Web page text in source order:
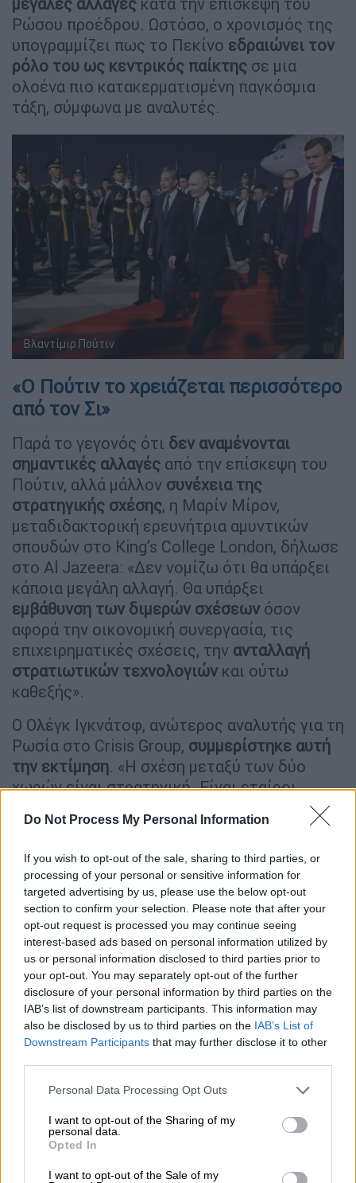
Do Not Process My Personal Information
If you wish to opt-out of the sale, sharing to third parties, or
processing of your personal or sensitive information for
targeted advertising by us, please use the below opt-out
section to confirm your selection. Please note that after your
opt-out request is processed you may continue seeing
interest-based ads based on personal information utilized by
us or personal information disclosed to third parties prior to
your opt-out. You may separately opt-out of the further
disclosure of your personal information by third parties on the
IAB’s list of downstream participants. This information may
also be disclosed by us to third parties on the IAB’s List of
Downstream Participants that may further disclose it to other
Please note that this website/app uses one or more Google
not limited to your visit or usage behaviour. You may click to
grant or deny consent to Google and its third-party tags to
use your data for below specified purposes in below Google
consent section.
Personal Data Processing Opt Outs
I want to opt-out of the Sharing of my
personal data.
Opted In
I want to opt-out of the Sale of my
Ρώσου προέδρου. Ωστόσο, ο χρονισμός της
υπογραμμίζει πως το Πεκίνο εδραιώνει τον
ρόλο του ως κεντρικός παίκτης σε μια
ολοένα πιο κατακερματισμένη παγκόσμια
τάξη, σύμφωνα με αναλυτές.
Βλαντίμιρ Πούτιν
«Ο Πούτιν το χρειάζεται περισσότερο
από τον Σι»
Παρά το γεγονός ότι δεν αναμένονται
σημαντικές αλλαγές από την επίσκεψη του
Πούτιν, αλλά μάλλον συνέχεια της
στρατηγικής σχέσης, η Μαρίν Μίρον,
μεταδιδακτορική ερευνήτρια αμυντικών
σπουδών στο King’s College London, δήλωσε
στο Al Jazeera: «Δεν νομίζω ότι θα υπάρξει
κάποια μεγάλη αλλαγή. Θα υπάρξει
εμβάθυνση των διμερών σχέσεων όσον
αφορά την οικονομική συνεργασία, τις
επιχειρηματικές σχέσεις, την ανταλλαγή
στρατιωτικών τεχνολογιών και ούτω
καθεξής».
Ο Ολέγκ Ιγκνάτοφ, ανώτερος αναλυτής για τη
Ρωσία στο Crisis Group, συμμερίστηκε αυτή
την εκτίμηση. «Η σχέση μεταξύ των δύο
χωρών είναι στρατηγική. Είναι εταίροι,
στρατιωτικοί σύμμαχοικαι δεν περιμένω να
Jazeera. «Οι σχέσεις Ρωσίας και Κίνας είναι
πολύ σταθερές, πολύ σημαντικές και για τις
δύο χώρες, καιδεν υπάρχει αρνητική
ατζέντασε αυτή τη σχέση».
Και οι δύο πλευρές αναμένεται να
προωθήσουν κοινά έργα, ιδιαίτερα στον
τομέα της ενέργειας. Η Κίνα θέλει πρόσβαση
στους ρωσικούς ενεργειακούς πόρους «σε
χαμηλότερη τιμή», ενώ η Ρωσία εξαρτάται
από πολλές κινεζικές τεχνολογίες διπλής
χρήσης, ειδικά για την παραγωγή drones,
είναι πιο σημαντική για τον Πούτιν